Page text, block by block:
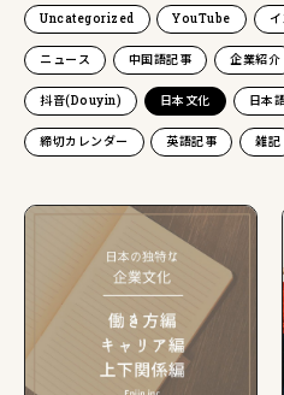
Uncategorized YouTube
ニュース 中国語記事 企業紹介
抖音(Douyin) 日本文化 日本
締切カレンダー 英語記事 雑記